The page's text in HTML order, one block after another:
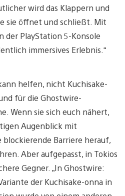
wird das Klappern und
sie öffnet und schließt. Mit
der PlayStation 5-Konsole
immersives Erlebnis.“
helfen, nicht Kuchisake-
für die Ghostwire-
Wenn sie sich euch nähert,
Augenblick mit
Barriere herauf,
Aber aufgepasst, in Tokios
Gegner. „In Ghostwire:
der Kuchisake-onna in